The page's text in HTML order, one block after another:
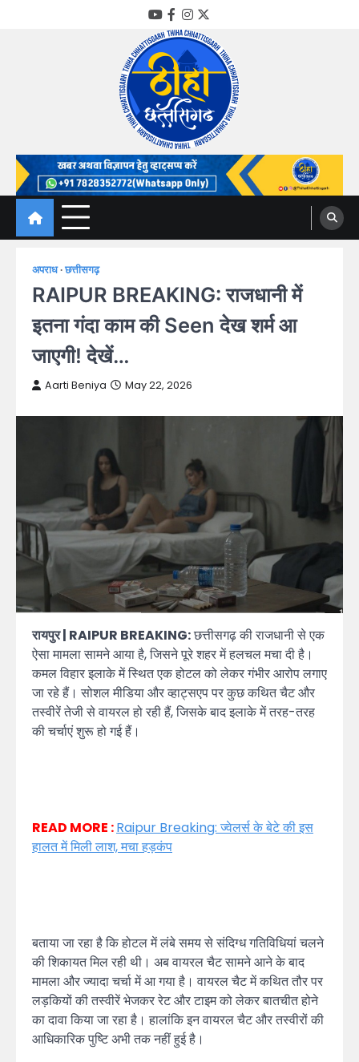
YouTube
Facebook
Instagram
Twitter
Thiha Chhattisgarh
गोठ जन-जन के
अपराध छत्तीसगढ़
RAIPUR BREAKING: राजधानी में
इतना गंदा काम की Seen देख शर्म आ
जाएगी! देखें…
Aarti Beniya May 22, 2026
रायपुर | RAIPUR BREAKING:छत्तीसगढ़ की राजधानी से एक
ऐसा मामला सामने आया है, जिसने पूरे शहर में हलचल मचा दी है।
कमल विहार इलाके में स्थित एक होटल को लेकर गंभीर आरोप लगाए
जा रहे हैं। सोशल मीडिया और व्हाट्सएप पर कुछ कथित चैट और
तस्वीरें तेजी से वायरल हो रही हैं, जिसके बाद इलाके में तरह-तरह
की चर्चाएं शुरू हो गई हैं।
READ MORE :Raipur Breaking: ज्वेलर्स के बेटे की इस
हालत में मिली लाश, मचा हड़कंप
बताया जा रहा है कि होटल में लंबे समय से संदिग्ध गतिविधियां चलने
की शिकायत मिल रही थी। अब वायरल चैट सामने आने के बाद
मामला और ज्यादा चर्चा में आ गया है। वायरल चैट में कथित तौर पर
लड़कियों की तस्वीरें भेजकर रेट और टाइम को लेकर बातचीत होने
का दावा किया जा रहा है। हालांकि इन वायरल चैट और तस्वीरों की
आधिकारिक पुष्टि अभी तक नहीं हुई है।